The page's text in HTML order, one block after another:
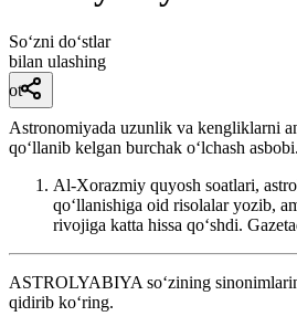
So‘zni do‘stlar
bilan ulashing
ot
Astronomiyada uzunlik va kengliklarni
qoʻllanib kelgan burchak oʻlchash asbobi.
Al-Xorazmiy quyosh soatlari,
qoʻllanishiga oid risolalar yozib,
rivojiga katta hissa qoʻshdi.
ASTROLYABIYA so‘zining
qidirib ko‘ring.